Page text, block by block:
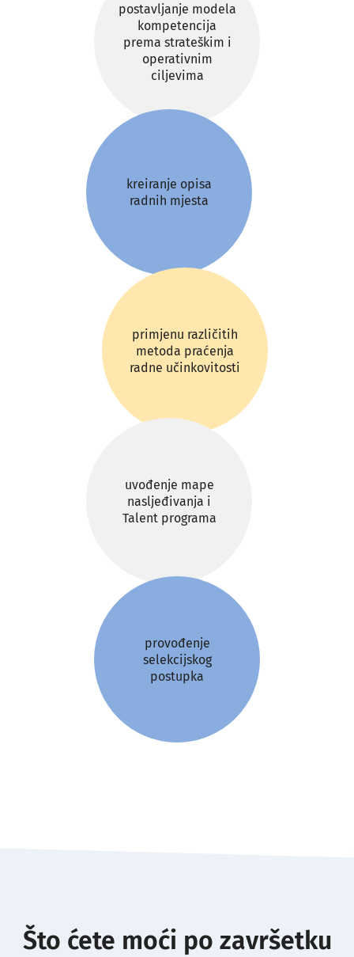
postavljanje modela
kompetencija
prema strateškim i
operativnim
ciljevima
kreiranje opisa
radnih mjesta
primjenu različitih
metoda praćenja
radne učinkovitosti
uvođenje mape
nasljeđivanja i
Talent programa
provođenje
selekcijskog
postupka
Što ćete moći po završetku